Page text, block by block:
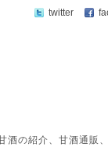
twitter
酒の紹介、甘酒通販